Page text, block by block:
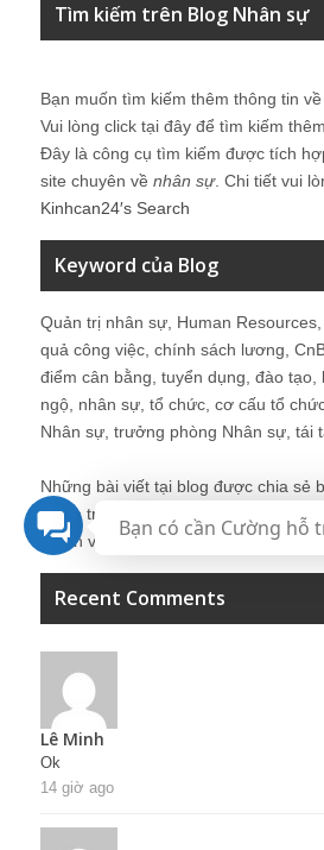
Tìm kiếm trên Blog Nhân sự
Bạn muốn tìm kiếm thêm thông tin
Vui lòng click tại đây để tìm kiếm
Đây là công cụ tìm kiếm được tích
site chuyên về nhân sự. Chi tiết vui
Kinhcan24′s Search
Keyword của Blog
Quản trị nhân sự, Human
quả công việc, chính sách lương,
điểm cân bằng, tuyển dụng, đào
ngộ, nhân sự, tổ chức, cơ cấu tổ
Nhân sự, trưởng phòng Nhân sự, tái
Những bài viết tại blog được chia sẻ
Quản trị Nhân sự Nguyễn Hùng
thành viên khác trong cộng đồng
Recent Comments
Lê Minh
Ok
14 giờ ago
Bạn có cần Cường hỗ